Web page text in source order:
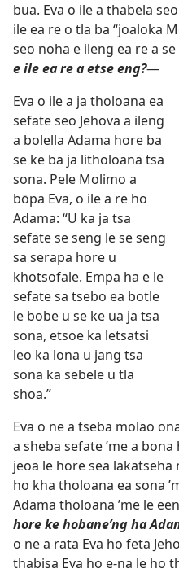
bua. Eva o ile a thabela
ile ea re o tla ba “joaloka
seo noha e ileng ea re a se
e ile ea re a etse eng?—
Eva o ile a ja tholoana ea
sefate seo Jehova a ileng
a bolella Adama hore ba
se ke ba ja litholoana tsa
sona. Pele Molimo a
bōpa Eva, o ile a re ho
Adama: “U ka ja tsa
sefate se seng le se seng
sa serapa hore u
khotsofale. Empa ha e le
sefate sa tsebo ea botle
le bobe u se ke ua ja tsa
sona, etsoe ka letsatsi
leo ka lona u jang tsa
sona ka sebele u tla
shoa.”
Eva o ne a tseba molao
a sheba sefate ’me a
jeoa le hore sea lakatseha
ho kha tholoana ea sona
Adama tholoana ’me le
hore ke hobane’ng ha
o ne a rata Eva ho feta
thabisa Eva ho e-na le ho